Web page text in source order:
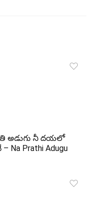
అడుగు నీ దయలో
Na Prathi Adugu